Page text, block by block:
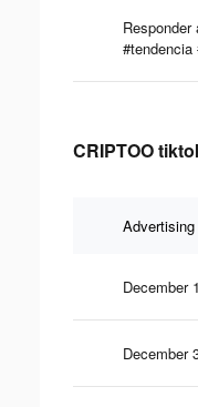
CRIPTOO
Advertising
December
December